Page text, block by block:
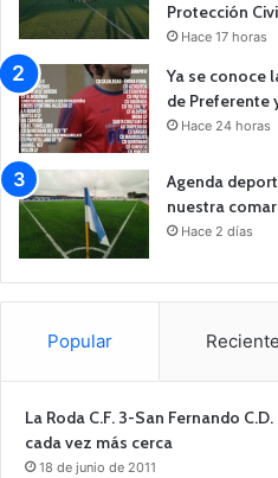
Protección
Hace 17 horas
Ya se conoce
de Preferente
Hace 24 horas
Agenda
nuestra
Hace 2 días
Popular Reciente
La Roda C.F. 3-San Fernando
cada vez más cerca
18 de junio de 2011